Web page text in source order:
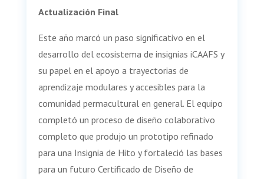
Actualización Final
Este año marcó un paso significativo en el
desarrollo del ecosistema de insignias iCAAFS y
su papel en el apoyo a trayectorias de
aprendizaje modulares y accesibles para la
comunidad permacultural en general. El equipo
completó un proceso de diseño colaborativo
completo que produjo un prototipo refinado
para una Insignia de Hito y fortaleció las bases
para un futuro Certificado de Diseño de